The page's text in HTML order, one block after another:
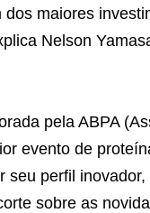
maiores
Nelson
pela ABPA
evento de
seu perfil
sobre as